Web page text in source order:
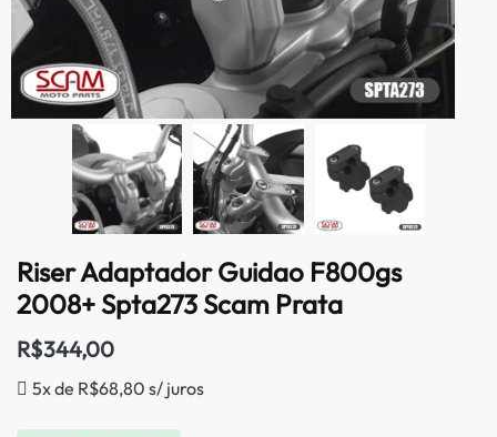
Riser Adaptador Guidao F800gs
2008+ Spta273 Scam Prata
R$344,00
5x de R$68,80 s/ juros